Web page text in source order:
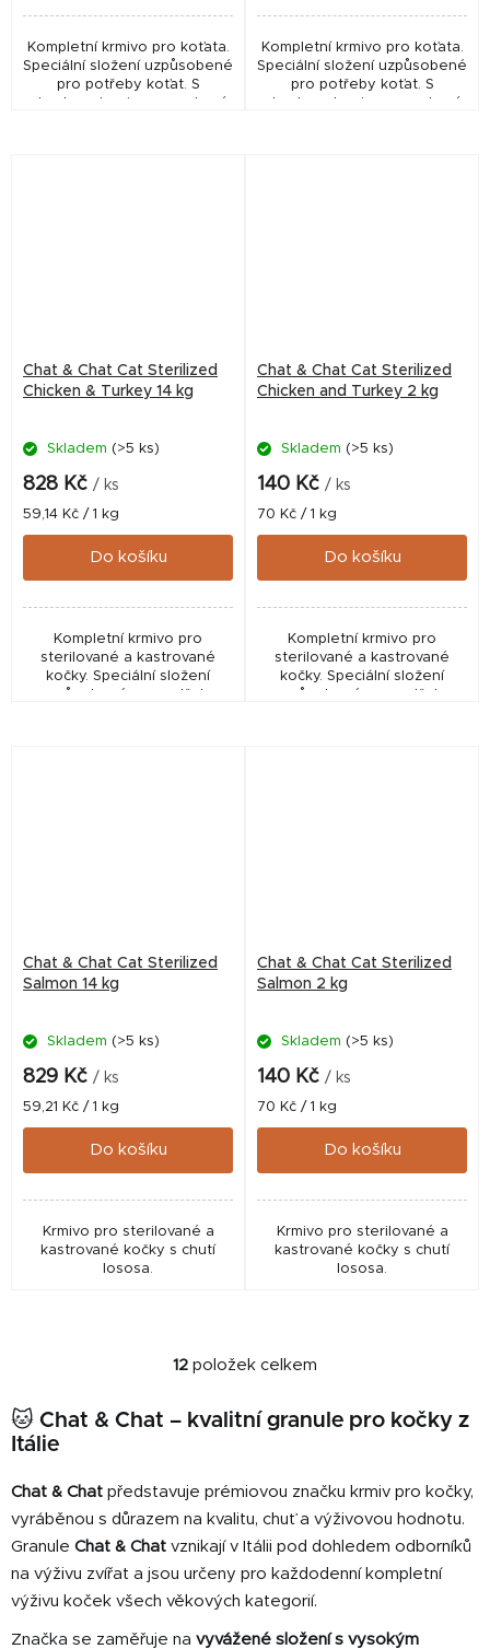
Kompletní krmivo pro koťata.
Speciální složení uzpůsobené
pro potřeby koťat. S
obsahem taurinu pro zdravý
Kompletní krmivo pro koťata.
Speciální složení uzpůsobené
pro potřeby koťat. S
obsahem taurinu pro zdravý
Chat & Chat Cat Sterilized
Chicken & Turkey 14 kg
Skladem (>5 ks)
828 Kč / ks
Měrná
cena:
59,14 Kč / 1 kg
Do košíku
Kompletní krmivo pro
sterilované a kastrované
kočky. Speciální složení
Chat & Chat Cat Sterilized
Chicken and Turkey 2 kg
Skladem (>5 ks)
140 Kč / ks
Měrná
cena:
70 Kč / 1 kg
Do košíku
Kompletní krmivo pro
sterilované a kastrované
kočky. Speciální složení
Chat & Chat Cat Sterilized
Salmon 14 kg
Skladem (>5 ks)
829 Kč / ks
Měrná
cena:
59,21 Kč / 1 kg
Do košíku
Krmivo pro sterilované a
kastrované kočky s chutí
lososa.
Chat & Chat Cat Sterilized
Salmon 2 kg
Skladem (>5 ks)
140 Kč / ks
Měrná
cena:
70 Kč / 1 kg
Do košíku
Krmivo pro sterilované a
kastrované kočky s chutí
lososa.
O
l
a
c
í
p
r
k
12 položek celkem
🐱 Chat & Chat – kvalitní granule pro kočky z
Itálie
Chat & Chat představuje prémiovou značku krmiv pro kočky,
vyráběnou s důrazem na kvalitu, chuť a výživovou hodnotu.
Granule Chat & Chat vznikají v Itálii pod dohledem odborníků
na výživu zvířat a jsou určeny pro každodenní kompletní
výživu koček všech věkových kategorií.
Značka se zaměřuje na vyvážené složení s vysokým